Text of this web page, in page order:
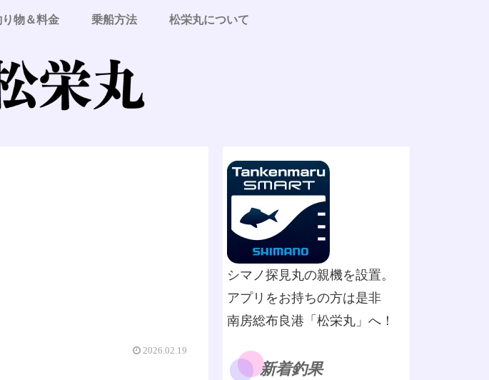
り物＆料金 乗船方法 松栄丸について
2026.02.19
シマノ探見丸の親機を設置。
アプリをお持ちの方は是非
南房総布良港「松栄丸」へ！
新着釣果